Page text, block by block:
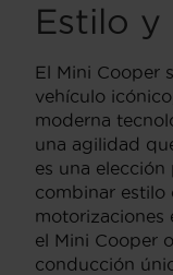
Estilo y
El Mini Cooper
vehículo
moderna
una agilidad
es una
combinar estilo
motorizaciones
el Mini Cooper
conducción